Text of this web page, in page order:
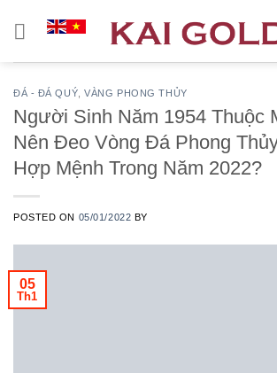
ĐÁ - ĐÁ QUÝ ,VÀNG PHONG THỦY
Người Sinh Năm 1954 Thuộc
Nên Đeo Vòng Đá Phong
Hợp Mệnh Trong Năm 2022?
POSTED ON 05/01/2022 BY
05
Th1